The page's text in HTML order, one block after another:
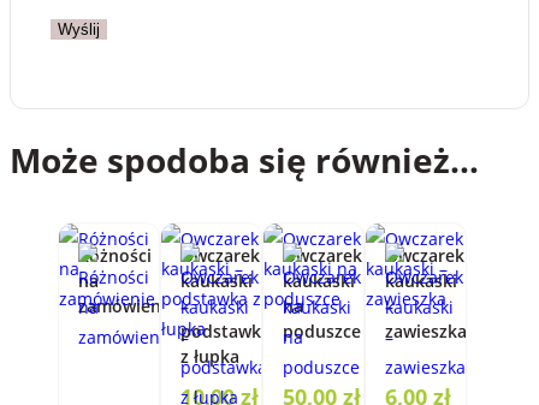
Może spodoba się również…
Różności
na
zamówienie
Owczarek
kaukaski
–
podstawka
z łupka
10,00zł
Owczarek
kaukaski
na
poduszce
50,00 zł
Owczarek
kaukaski
–
zawieszka
6,00 zł